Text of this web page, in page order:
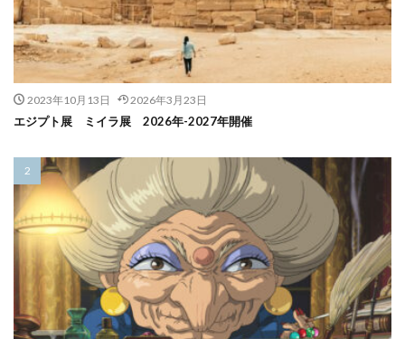
2023年10月13日 2026年3月23日
エジプト展 ミイラ展 2026年-2027年開催